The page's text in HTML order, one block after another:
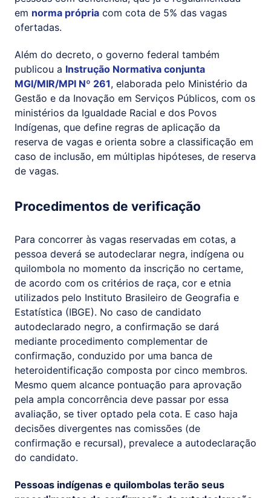
em norma própria com cota de 5% das vagas
ofertadas.
Além do decreto, o governo federal também
publicou a Instrução Normativa conjunta
MGI/MIR/MPI Nº 261, elaborada pelo Ministério da
Gestão e da Inovação em Serviços Públicos, com os
ministérios da Igualdade Racial e dos Povos
Indígenas, que define regras de aplicação da
reserva de vagas e orienta sobre a classificação em
caso de inclusão, em múltiplas hipóteses, de reserva
de vagas.
Procedimentos de verificação
Para concorrer às vagas reservadas em cotas, a
pessoa deverá se autodeclarar negra, indígena ou
quilombola no momento da inscrição no certame,
de acordo com os critérios de raça, cor e etnia
utilizados pelo Instituto Brasileiro de Geografia e
Estatística (IBGE). No caso de candidato
autodeclarado negro, a confirmação se dará
mediante procedimento complementar de
confirmação, conduzido por uma banca de
heteroidentificação composta por cinco membros.
Mesmo quem alcance pontuação para aprovação
pela ampla concorrência deve passar por essa
avaliação, se tiver optado pela cota. E caso haja
decisões divergentes nas comissões (de
confirmação e recursal), prevalece a autodeclaração
do candidato.
Pessoas indígenas e quilombolas terão seus